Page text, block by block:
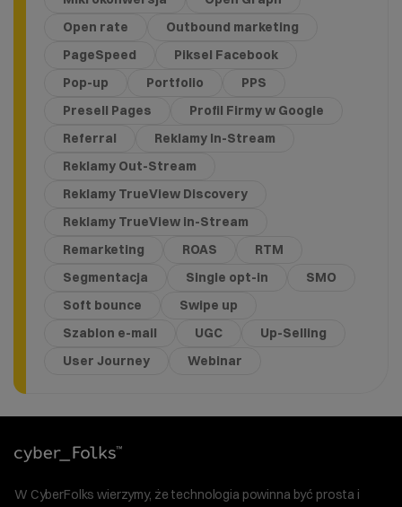
Open rate
Outbound marketing
PageSpeed
Piksel Facebook
Pop-up
Portfolio
PPS
Presell Pages
Profil Firmy w Google
Referral
Reklamy In-Stream
Reklamy Out-Stream
Reklamy TrueView Discovery
Reklamy TrueView in-Stream
Remarketing
ROAS
RTM
Segmentacja
Single opt-in
SMO
Soft bounce
Swipe up
Szablon e-mail
UGC
Up-Selling
User Journey
Webinar
W CyberFolks wierzymy, że technologia powinna być prosta i